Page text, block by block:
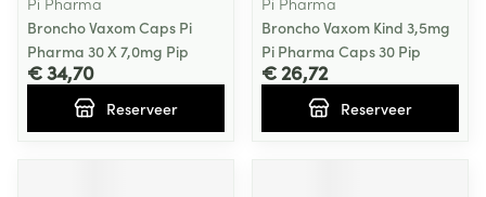
Broncho Vaxom Caps Pi
Pharma 30 X 7,0mg Pip
€ 34,70
Reserveer
Broncho Vaxom Kind 3,5mg
Pi Pharma Caps 30 Pip
€ 26,72
Reserveer